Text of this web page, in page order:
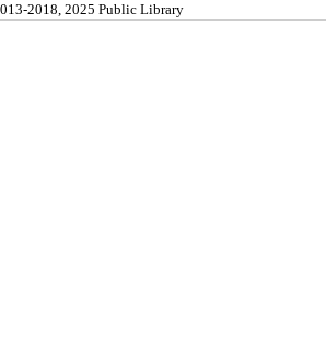
2018, 2025 Public Library